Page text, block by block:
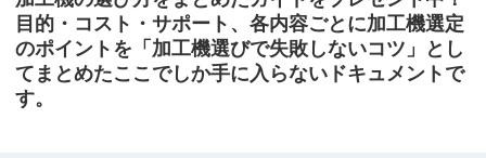
目的・コスト・サポート、各内容ごとに加工機選定
のポイントを「加工機選びで失敗しないコツ」とし
てまとめたここでしか手に入らないドキュメントで
す。